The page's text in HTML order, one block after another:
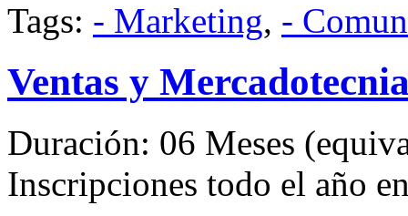
Tags: - Marketing, -
Ventas y
Duración: 06 Meses
Inscripciones todo el año